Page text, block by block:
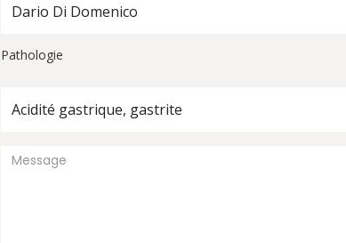
Dario Di Domenico
Pathologie
Acidité gastrique, gastrite